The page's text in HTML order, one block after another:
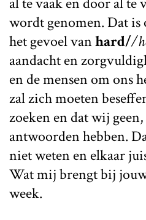
wordt genomen. Dat
het gevoel vanhard//
aandacht en
en de mensen om ons
zal zich moeten
zoeken en dat wij
antwoorden hebben.
niet weten en elkaar
Wat mij brengt bij
week.